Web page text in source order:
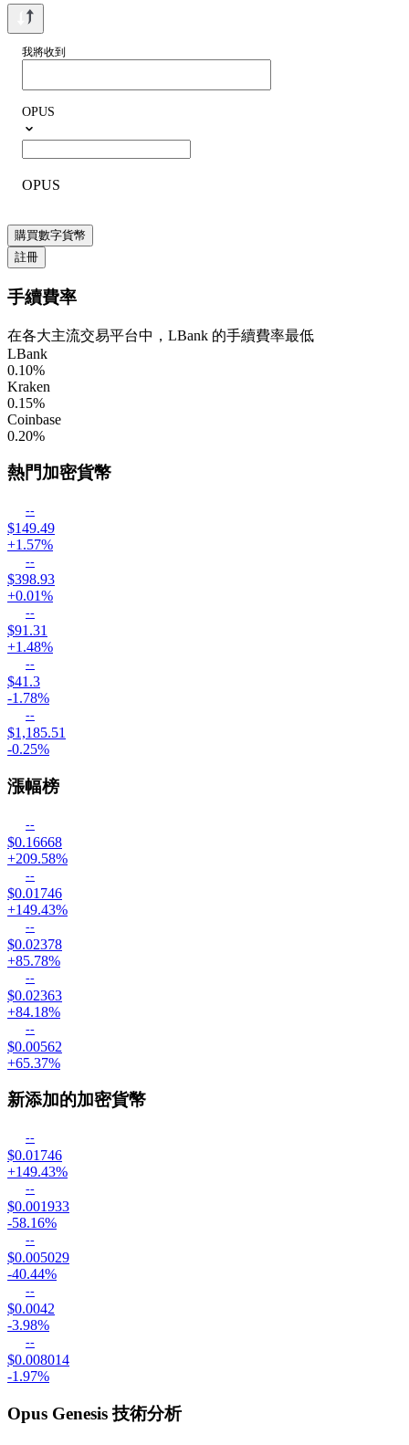
我將收到
OPUS
OPUS
購買數字貨幣
註冊
手續費率
在各大主流交易平台中，LBank 的手續費率最低
LBank
0.10%
Kraken
0.15%
Coinbase
0.20%
熱門加密貨幣
--
$149.49
+1.57%
--
$398.93
+0.01%
--
$91.31
+1.48%
--
$41.3
-1.78%
--
$1,185.51
-0.25%
漲幅榜
--
$0.16668
+209.58%
--
$0.01746
+149.43%
--
$0.02378
+85.78%
--
$0.02363
+84.18%
--
$0.00562
+65.37%
新添加的加密貨幣
--
$0.01746
+149.43%
--
$0.001933
-58.16%
--
$0.005029
-40.44%
--
$0.0042
-3.98%
--
$0.008014
-1.97%
Opus Genesis 技術分析